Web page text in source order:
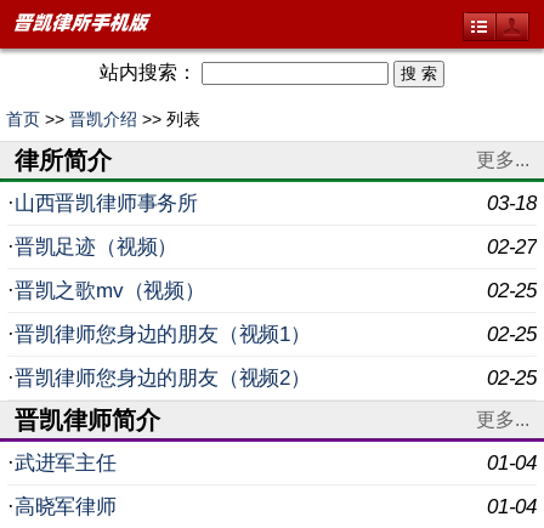
站内搜索：
首页 >> 晋凯介绍 >> 列表
律所简介 更多...
03-18
·山西晋凯律师事务所
02-27
·晋凯足迹（视频）
02-25
·晋凯之歌mv（视频）
02-25
·晋凯律师您身边的朋友（视频1）
02-25
·晋凯律师您身边的朋友（视频2）
晋凯律师简介 更多...
01-04
·武进军主任
01-04
·高晓军律师